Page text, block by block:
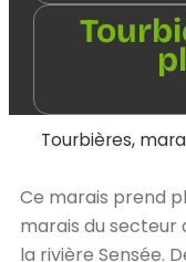
Tourbières,
Ce marais prend
marais du secteur
la rivière Sensée.